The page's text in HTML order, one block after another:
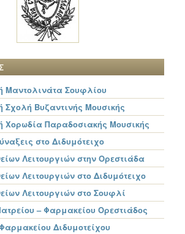
Μαντολινάτα Σουφλίου
Σχολή Βυζαντινής Μουσικής
Χορωδία Παραδοσιακής Μουσικής
στο Διδυμότειχο
Λειτουργιών στην Ορεστιάδα
Λειτουργιών στο Διδυμότειχο
Λειτουργιών στο Σουφλί
– Φαρμακείου Ορεστιάδος
Διδυμοτείχου